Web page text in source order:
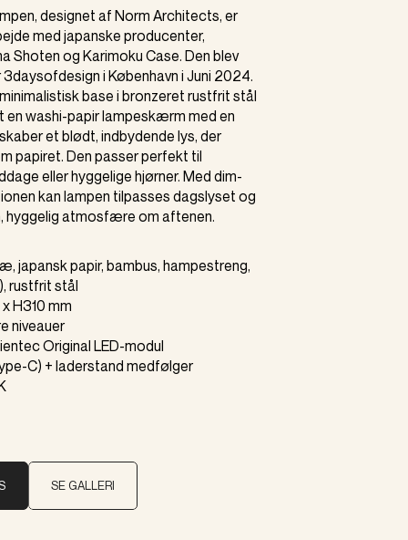
designet af Norm Architects, er
med japanske producenter,
Shoten og Karimoku Case. Den blev
i København i Juni 2024.
base i bronzeret rustfrit stål
en washi-papir lampeskærm med en
et blødt, indbydende lys, der
papiret. Den passer perfekt til
eller hyggelige hjørner. Med dim-
kan lampen tilpasses dagslyset og
hyggelig atmosfære om aftenen.
japansk papir, bambus, hampestreng,
rustfrit stål
x H310 mm
niveauer
Original LED-modul
C) + laderstand medfølger
SE GALLERI